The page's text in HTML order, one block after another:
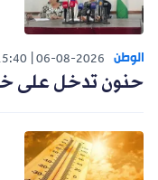
الوطن 06-08-2026
حنون تدخل على